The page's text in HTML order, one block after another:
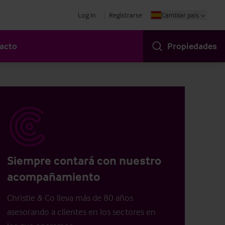
Log in Registrarse Cambiar país
Propiedades
Siempre contará con nuestro
acompañamiento
Christie & Co lleva más de 80 años
asesorando a clientes en los sectores en